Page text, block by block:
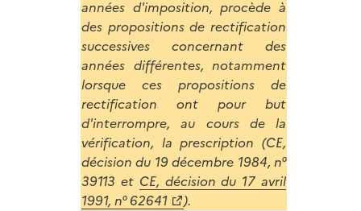
années d'imposition, procède à
des propositions de rectification
successives concernant des
années différentes, notamment
lorsque ces propositions de
rectification ont pour but
d'interrompre, au cours de la
vérification, la prescription (CE,
décision du 19 décembre 1984, n°
39113 et CE, décision du 17 avril
1991, n° 62641
).